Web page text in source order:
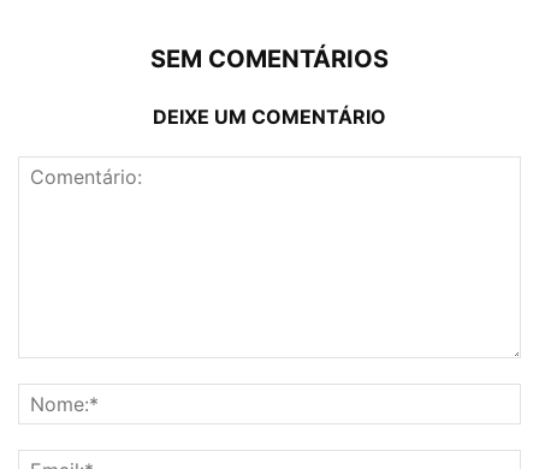
SEM COMENTÁRIOS
DEIXE UM COMENTÁRIO